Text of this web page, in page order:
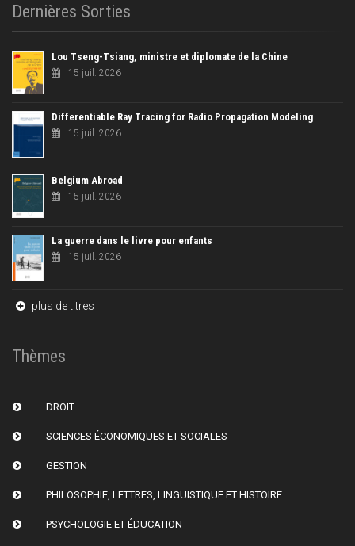
Dernières Sorties
Lou Tseng-Tsiang, ministre et diplomate de la Chine
15 juil. 2026
Differentiable Ray Tracing for Radio Propagation Modeling
15 juil. 2026
Belgium Abroad
15 juil. 2026
La guerre dans le livre pour enfants
15 juil. 2026
plus de titres
Thèmes
DROIT
SCIENCES ÉCONOMIQUES ET SOCIALES
GESTION
PHILOSOPHIE, LETTRES, LINGUISTIQUE ET HISTOIRE
PSYCHOLOGIE ET ÉDUCATION